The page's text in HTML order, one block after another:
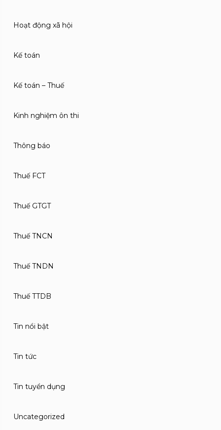
Hoạt động xã hội
Kế toán
Kế toán – Thuế
Kinh nghiệm ôn thi
Thông báo
Thuế FCT
Thuế GTGT
Thuế TNCN
Thuế TNDN
Thuế TTDB
Tin nổi bật
Tin tức
Tin tuyển dụng
Uncategorized